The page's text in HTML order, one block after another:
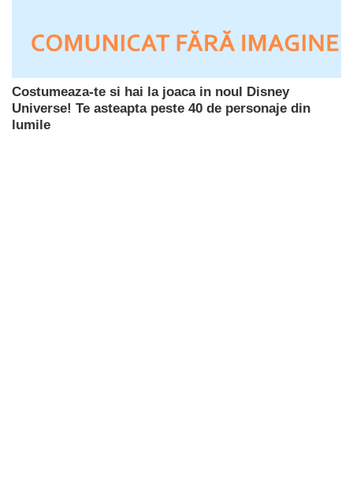
Costumeaza-te si hai la joaca in noul Disney
Universe! Te asteapta peste 40 de personaje din
lumile